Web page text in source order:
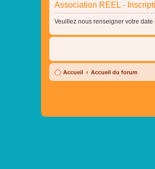
Association REEL -
Veuillez nous renseigner votre
Accueil Accueil du forum